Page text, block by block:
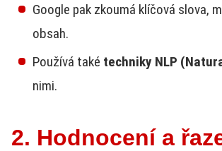
Google pak zkoumá klíčová slova,
obsah.
Používá také techniky NLP
nimi.
2. Hodnocení a